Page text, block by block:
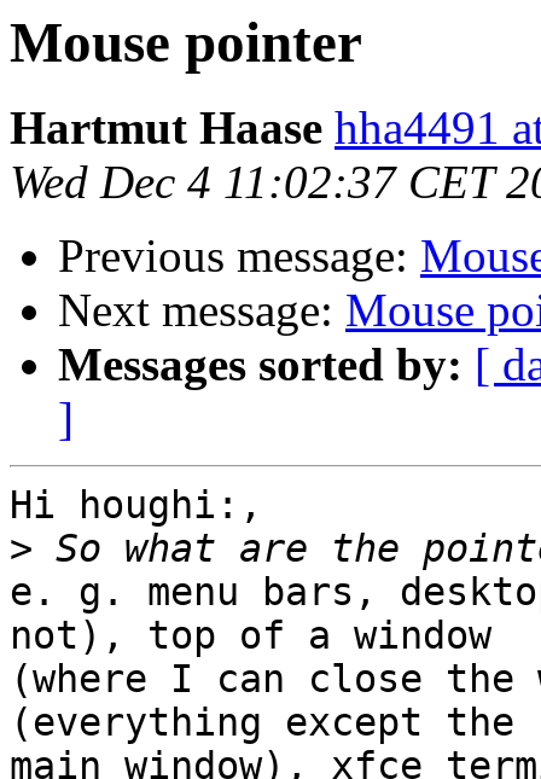
Mouse pointer
Hartmut Haase hha4491
Wed Dec 4 11:02:37 CET
Previous message:
Next message: Mouse
Messages sorted by: [
]
Hi houghi:,
>
e. g. menu bars,
not), top of a window
(where I can close
(everything except the
main window), xfce